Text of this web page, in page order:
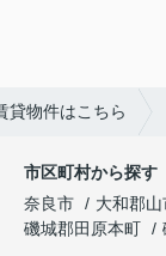
貸物件はこちら
市区町村から探す
奈良市
大和郡山
磯城郡田原本町